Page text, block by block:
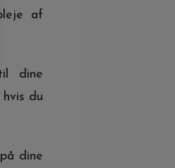
af
dine
du
dine